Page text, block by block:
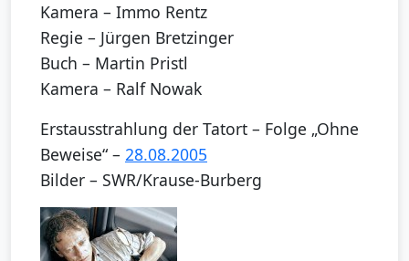
Kamera – Immo Rentz
Regie – Jürgen Bretzinger
Buch – Martin Pristl
Kamera – Ralf Nowak
Erstausstrahlung der Tatort – Folge „Ohne
Beweise“ – 28.08.2005
Bilder – SWR/Krause-Burberg